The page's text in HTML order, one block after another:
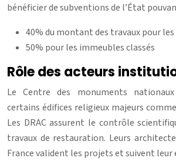
bénéficier de subventions de l’État
40% du montant des travaux pour
50% pour les immeubles classés
Rôle des acteurs
Le Centre des monuments
certains édifices religieux majeurs
Les DRAC assurent le contrôle
travaux de restauration. Leurs
France valident les projets et suivent leur